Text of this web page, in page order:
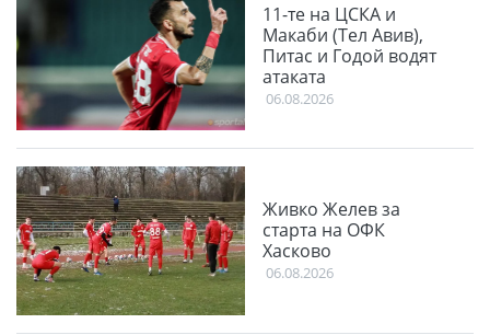
11-те на ЦСКА и
Макаби (Тел Авив),
Питас и Годой водят
атаката
06.08.2026
Живко Желев за
старта на ОФК
Хасково
06.08.2026